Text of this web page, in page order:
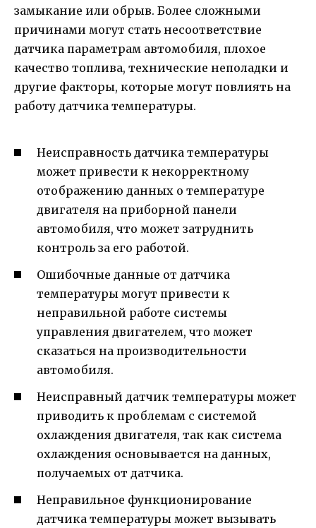
замыкание или обрыв. Более сложными
причинами могут стать несоответствие
датчика параметрам автомобиля, плохое
качество топлива, технические неполадки и
другие факторы, которые могут повлиять на
работу датчика температуры.
Неисправность датчика температуры
может привести к некорректному
отображению данных о температуре
двигателя на приборной панели
автомобиля, что может затруднить
контроль за его работой.
Ошибочные данные от датчика
температуры могут привести к
неправильной работе системы
управления двигателем, что может
сказаться на производительности
автомобиля.
Неисправный датчик температуры может
приводить к проблемам с системой
охлаждения двигателя, так как система
охлаждения основывается на данных,
получаемых от датчика.
Неправильное функционирование
датчика температуры может вызывать